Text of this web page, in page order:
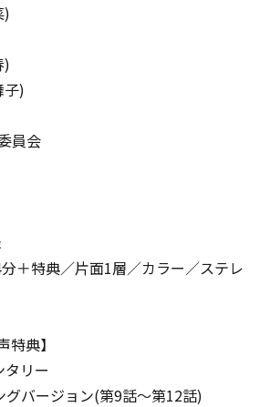
)
)
子)
員会
＋特典／片面1層／カラー／ステレ
特典】
タリー
バージョン(第9話～第12話)